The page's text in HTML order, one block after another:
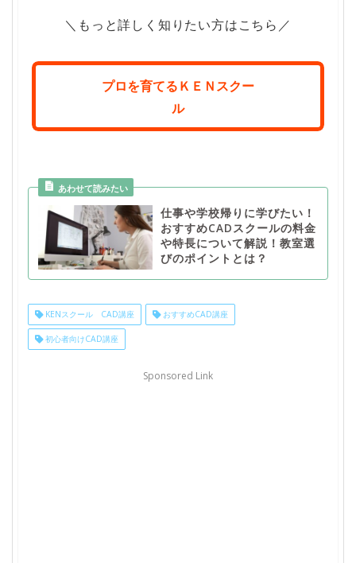
＼もっと詳しく知りたい方はこちら／
プロを育てるＫＥＮスクー
ル
仕事や学校帰りに学びたい！
おすすめCADスクールの料金
や特長について解説！教室選
びのポイントとは？
KENスクール CAD講座 おすすめCAD講座
初心者向けCAD講座
Sponsored Link